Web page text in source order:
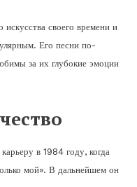
искусства своего времени и
Его песни по-
за их глубокие эмоции
в 1984 году, когда
мой». В дальнейшем он